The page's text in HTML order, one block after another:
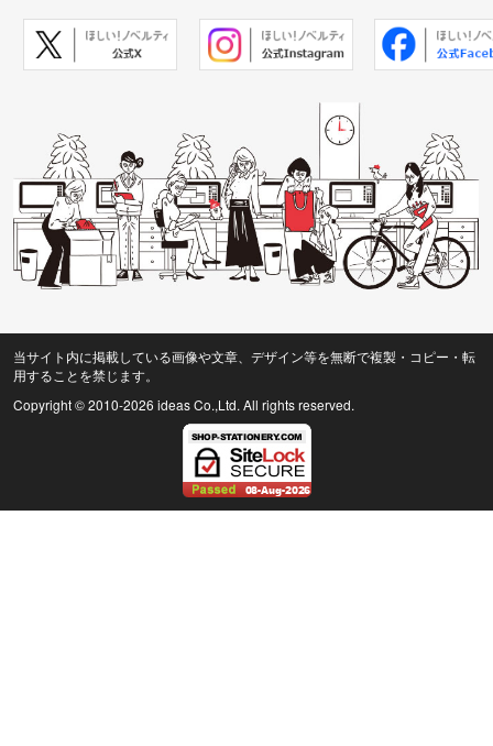
当サイト内に掲載している画像や文章、デザイン等を無断で複製・コピー・転
用することを禁じます。
Copyright © 2010-2026 ideas Co.,Ltd. All rights reserved.